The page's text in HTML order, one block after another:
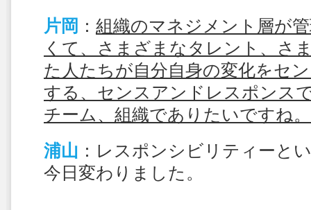
片岡 ： 組織のマネジメント層が
くて、さまざまなタレント、さ
た人たちが自分自身の変化をセ
する、センスアンドレスポンス
チーム、組織でありたいですね。
浦山 ：レスポンシビリティーと
今日変わりました。